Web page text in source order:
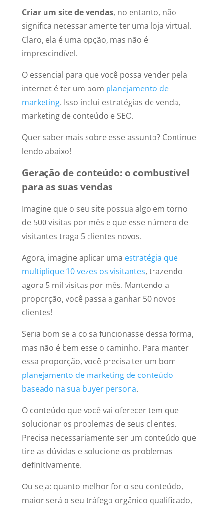
Criar um site de vendas, no entanto, não
significa necessariamente ter uma loja virtual.
Claro, ela é uma opção, mas não é
imprescindível.
O essencial para que você possa vender pela
internet é ter um bom planejamento de
marketing. Isso inclui estratégias de venda,
marketing de conteúdo e SEO.
Quer saber mais sobre esse assunto? Continue
lendo abaixo!
Geração de conteúdo: o combustível
para as suas vendas
Imagine que o seu site possua algo em torno
de 500 visitas por mês e que esse número de
visitantes traga 5 clientes novos.
Agora, imagine aplicar uma estratégia que
multiplique 10 vezes os visitantes, trazendo
agora 5 mil visitas por mês. Mantendo a
proporção, você passa a ganhar 50 novos
clientes!
Seria bom se a coisa funcionasse dessa forma,
mas não é bem esse o caminho. Para manter
essa proporção, você precisa ter um bom
planejamento de marketing de conteúdo
baseado na sua buyer persona.
O conteúdo que você vai oferecer tem que
solucionar os problemas de seus clientes.
Precisa necessariamente ser um conteúdo que
tire as dúvidas e solucione os problemas
definitivamente.
Ou seja: quanto melhor for o seu conteúdo,
maior será o seu tráfego orgânico qualificado,